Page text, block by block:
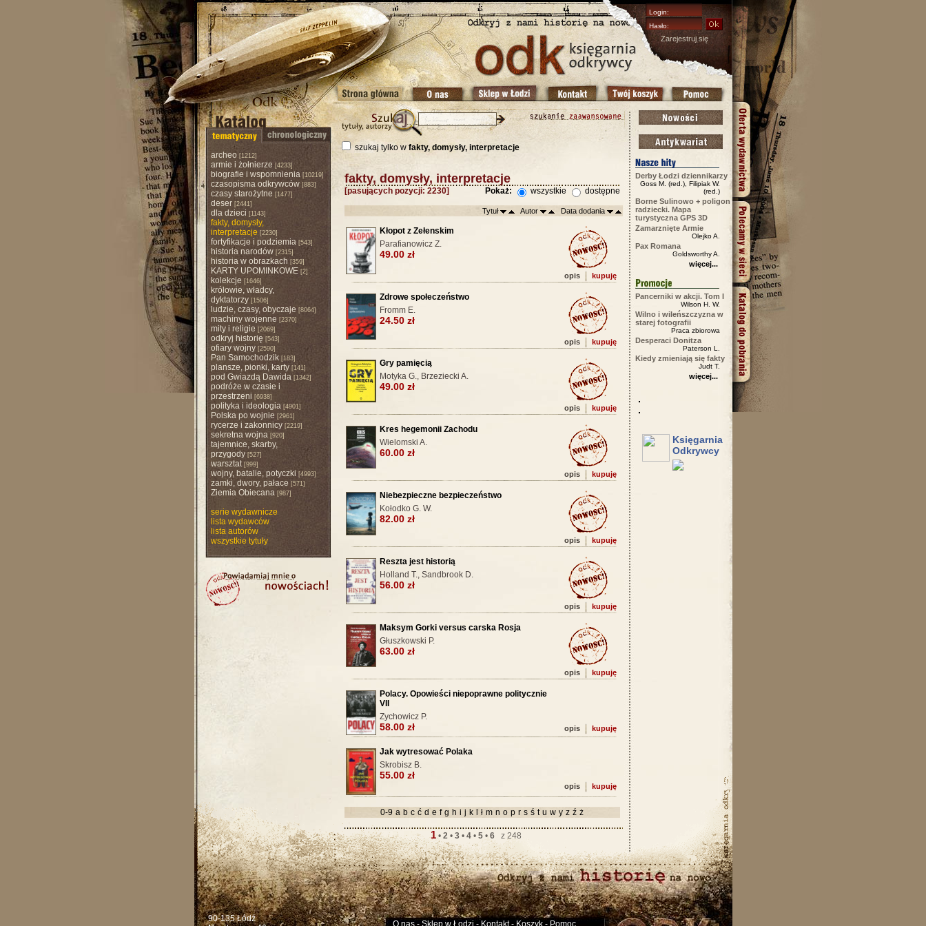
Zarejestruj się
archeo [1212]
armie i żołnierze [4233]
biografie i wspomnienia[10219]
czasopisma odkrywców[883]
czasy starożytne [1477]
deser[2441]
dla dzieci [1143]
fakty, domysły,
interpretacje [2230]
fortyfikacje i podziemia[543]
historia narodów[2315]
historia w obrazkach [359]
KARTY UPOMINKOWE[2]
kolekcje [1646]
królowie, władcy,
dyktatorzy[1506]
ludzie, czasy, obyczaje [8064]
machiny wojenne [2370]
mity i religie [2069]
odkryj historię[543]
ofiary wojny[2590]
Pan Samochodzik[183]
plansze, pionki, karty[141]
pod Gwiazdą Dawida[1342]
podróże w czasie i
przestrzeni [6938]
polityka i ideologia[4901]
Polska po wojnie [2961]
rycerze i zakonnicy[2219]
sekretna wojna[920]
tajemnice, skarby,
przygody[527]
warsztat[999]
wojny, batalie, potyczki [4993]
zamki, dwory, pałace [571]
Ziemia Obiecana[987]
serie wydawnicze
lista wydawców
lista autorów
wszystkie tytuły
szukaj tylko w fakty, domysły, interpretacje
fakty, domysły, interpretacje
Pokaż: wszystkie dostępne
[pasujących pozycji: 2230]
Tytuł Autor Data dodania
opis kupuję
Kłopot z Zełenskim
Parafianowicz Z.
49.00 zł
opis kupuję
Zdrowe społeczeństwo
Fromm E.
24.50 zł
opis kupuję
Gry pamięcią
Motyka G., Brzeziecki A.
49.00 zł
opis kupuję
Kres hegemonii Zachodu
Wielomski A.
60.00 zł
opis kupuję
Niebezpieczne bezpieczeństwo
Kołodko G. W.
82.00 zł
opis kupuję
Reszta jest historią
Holland T., Sandbrook D.
56.00 zł
opis kupuję
Maksym Gorki versus carska Rosja
Głuszkowski P.
63.00 zł
opis kupuję
Polacy. Opowieści niepoprawne politycznie
VII
Zychowicz P.
58.00 zł
opis kupuję
Jak wytresować Polaka
Skrobisz B.
55.00 zł
0-9 a b c ć d e f g h i j k ł m n o p r s ś t u w y z ź ż
1• 2• 3• 4• 5• 6z 248
Derby Łodzi dziennikarzy
Goss M. (red.), Filipiak W.
(red.)
Borne Sulinowo + poligon
radziecki. Mapa
turystyczna GPS 3D
Zamarznięte Armie
Olejko A.
Pax Romana
Goldsworthy A.
więcej...
Pancerniki w akcji. Tom I
Wilson H. W.
Wilno i wileńszczyzna w
starej fotografii
Praca zbiorowa
Desperaci Donitza
Paterson L.
Kiedy zmieniają się fakty
Judt T.
więcej...
Księgarnia
Odkrywcy
90-135 Łódź